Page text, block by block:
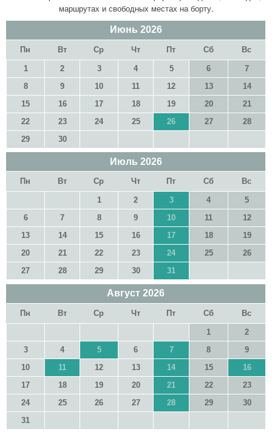
маршрутах и свободных местах на борту.
Июнь 2026
Пн Вт Ср Чт Пт Сб Вс
1 2 3 4 5 6
7
8
9 10 11 12 13
14
15
16 17 18 19 20
21
22
23 24 25 26 27
28
29
30
Июль 2026
Пн Вт Ср Чт Пт Сб Вс
1 2 3 4
5
6
7 8 9 10 11
12
13
14 15 16 17 18
19
20
21 22 23 24 25
26
27
28 29 30 31
Август 2026
Пн Вт Ср Чт Пт Сб Вс
1
2
3
4 5 6 7 8
9
10
11 12 13 14 15
16
17
18 19 20 21 22
23
24
25 26 27 28 29
30
31